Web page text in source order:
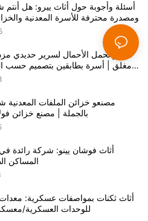
أسئلة وأجوبة حول أثاث ييرو: هل
ومصدرة محترفة للأسرة المعدنية
اختبار تحمل الأحمال لسرير حديدي
مغلق | أسرة بطابقين بتصميم حسب
مصنعو خزائن الملفات المعدنية
بالجملة | مصنع خزائن
أثاث فوشان يينو: شركة رائدة
المساكن
أثاث ثكنات بمواصفات عسكرية:
للوحدات العسكرية/